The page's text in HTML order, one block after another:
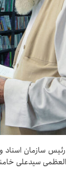
سازمان
سیدعلی